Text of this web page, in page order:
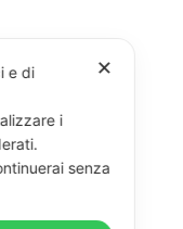
✕
e di
i
senza